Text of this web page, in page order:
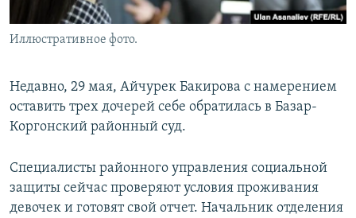
Иллюстративное фото.
Недавно, 29 мая, Айчурек Бакирова с намерением
оставить трех дочерей себе обратилась в Базар-
Коргонский районный суд.
Специалисты районного управления социальной
защиты сейчас проверяют условия проживания
девочек и готовят свой отчет. Начальник отделения